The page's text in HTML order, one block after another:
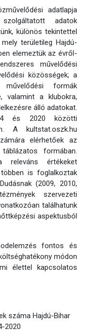
adatlapja
adatok
különös tekintettel
területileg Hajdú-
elemeztük az évről-
művelődési
közösségek; a
formák
valamint a klubokra,
álló adatokat.
és 2020 közötti
A kultstat.oszk.hu
elérhetőek az
formában.
releváns értékeket
is foglalkoztak
(2009, 2010,
szervezeti
találhatunk
aspektusból
fontos és
módon
élettel kapcsolatos
száma Hajdú-Bihar
2020